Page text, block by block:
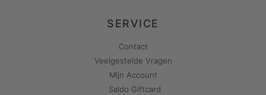
SERVICE
Contact
Veelgestelde Vragen
Mijn Account
Saldo Giftcard